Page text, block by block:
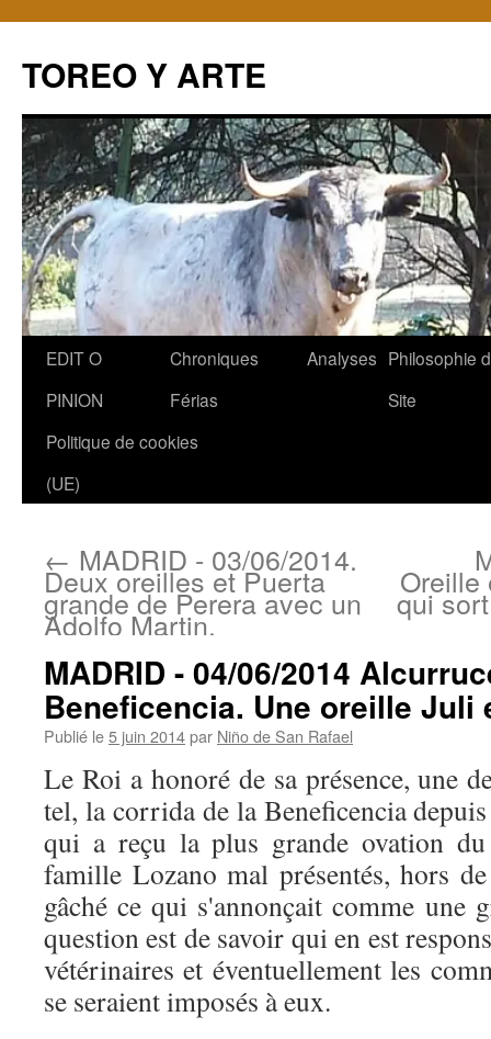
TOREO Y ARTE
Aller
contenu
EDIT O
PINION
Chroniques
Férias
Analyses Philosophie
Site
Politique de cookies
(UE)
← MADRID - 03/06/2014.
Deux oreilles et Puerta
grande de Perera avec un
Adolfo Martin.
Oreille
qui
MADRID - 04/06/2014
Beneficencia. Une oreille Juli
Publié le5 juin 2014par Niño de San Rafael
Le Roi a honoré de sa présence, une
tel, la corrida de la Beneficencia
qui a reçu la plus grande ovation
famille Lozano mal présentés, hors
gâché ce qui s'annonçait comme une
question est de savoir qui en est
vétérinaires et éventuellement les
se seraient imposés à eux.